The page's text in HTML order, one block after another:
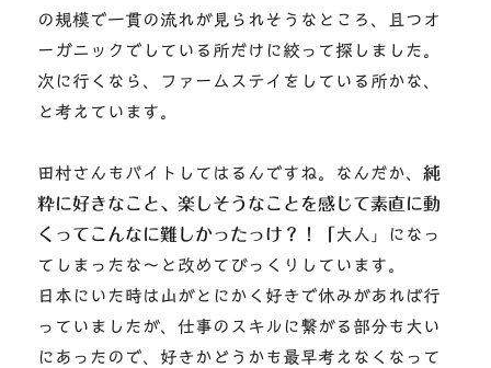
の規模で一貫の流れが見られそうなところ、且つオ
ーガニックでしている所だけに絞って探しました。
次に行くなら、ファームステイをしている所かな、
と考えています。
田村さんもバイトしてはるんですね。なんだか、純
粋に好きなこと、楽しそうなことを感じて素直に動
くってこんなに難しかったっけ？！「 大人」になっ
てしまったな～と改めてびっくりしています。
日本にいた時は山がとにかく好きで休みがあれば行
っていましたが、仕事のスキルに繋がる部分も大い
にあったので、好きかどうかも最早考えなくなって